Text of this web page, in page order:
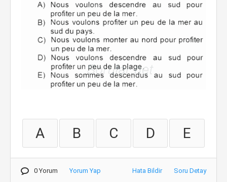
A B C D E
0 Yorum Yorum Yap Hata Bildir Soru Detay